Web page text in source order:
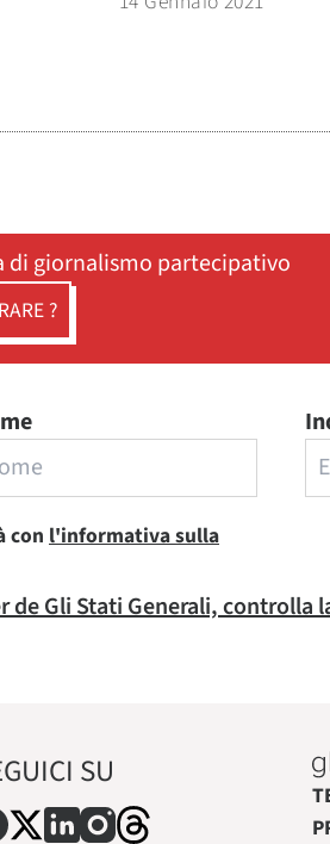
di giornalismo partecipativo
?
con l'informativa sulla
Gli Stati Generali, controlla
SU